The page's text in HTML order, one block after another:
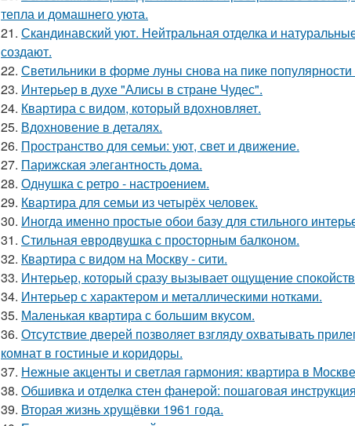
тепла и домашнего уюта.
21. Скандинавский уют. Нейтральная отделка и
создают.
22. Светильники в форме луны снова на пике популярности
23. Интерьер в духе "Алисы в стране Чудес".
24. Квартира с видом, который вдохновляет.
25. Вдохновение в деталях.
26. Пространство для семьи: уют, свет и движение.
27. Парижская элегантность дома.
28. Однушка с ретро - настроением.
29. Квартира для семьи из четырёх человек.
30. Иногда именно простые обои базу для стильного
31. Стильная евродвушка с просторным балконом.
32. Квартира с видом на Москву - сити.
33. Интерьер, который сразу вызывает ощущение
34. Интерьер с характером и металлическими нотками.
35. Маленькая квартира с большим вкусом.
36. Отсутствие дверей позволяет взгляду охватывать
комнат в гостиные и коридоры.
37. Нежные акценты и светлая гармония: квартира в
38. Обшивка и отделка стен фанерой: пошаговая инструкция
39. Вторая жизнь хрущёвки 1961 года.